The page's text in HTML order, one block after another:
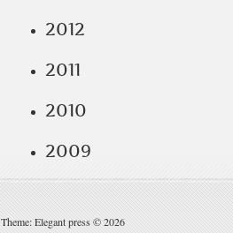
2012
2011
2010
2009
Theme: Elegant press © 2026